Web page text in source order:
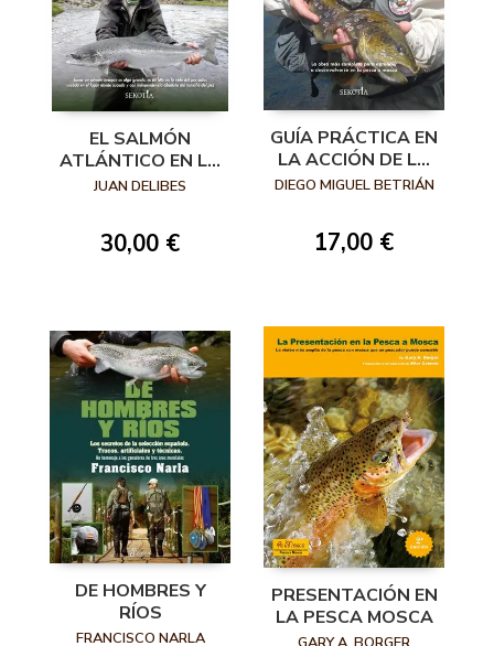
EL SALMÓN
ATLÁNTICO EN LA
PESCA A MOSCA
JUAN DELIBES
30,00 €
GUÍA PRÁCTICA EN
LA ACCIÓN DE LA
PESCA A MOSCA
DIEGO MIGUEL BETRIÁN
17,00 €
DE HOMBRES Y
RÍOS
FRANCISCO NARLA
PRESENTACIÓN EN
LA PESCA MOSCA